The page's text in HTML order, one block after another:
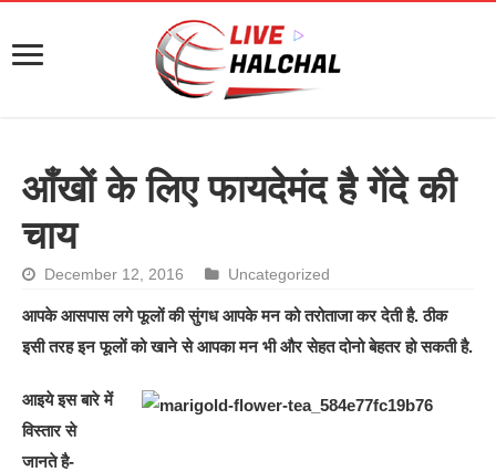
आँखों के लिए फायदेमंद है गेंदे की
चाय
December 12, 2016 Uncategorized
आपके आसपास लगे फूलों की सुंगध आपके मन को तरोताजा कर देती है. ठीक
इसी तरह इन फूलों को खाने से आपका मन भी और सेहत दोनो बेहतर हो सकती है.
आइये इस बारे में
विस्तार से
जानते है-